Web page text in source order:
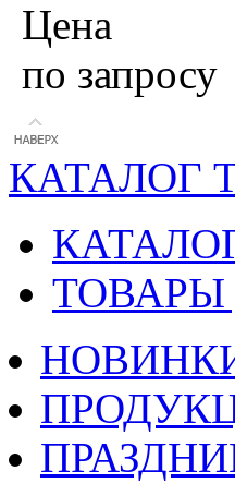
Цена
по запросу
КАТАЛОГ